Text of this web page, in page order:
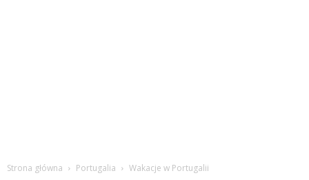
Strona główna Portugalia Wakacje w Portugalii